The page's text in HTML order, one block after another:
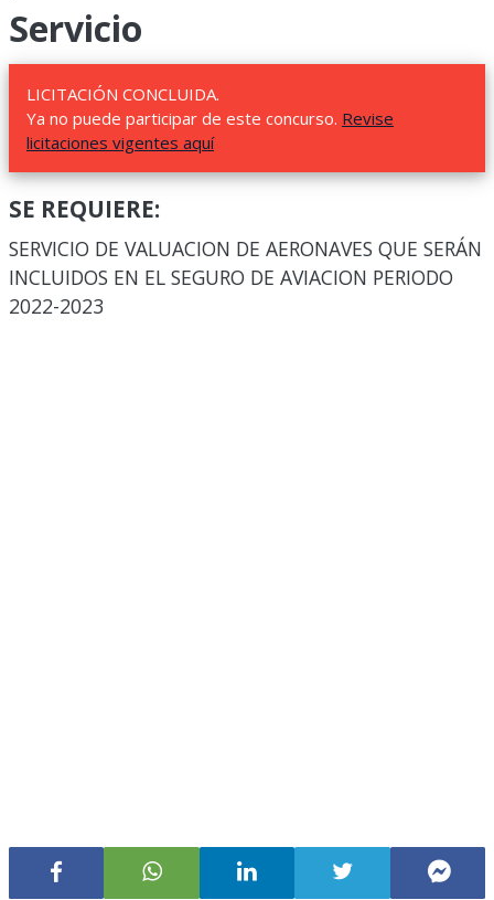
Servicio
LICITACIÓN CONCLUIDA.
Ya no puede participar de este concurso. Revise
licitaciones vigentes aquí
SE REQUIERE:
SERVICIO DE VALUACION DE AERONAVES QUE SERÁN
INCLUIDOS EN EL SEGURO DE AVIACION PERIODO
2022-2023